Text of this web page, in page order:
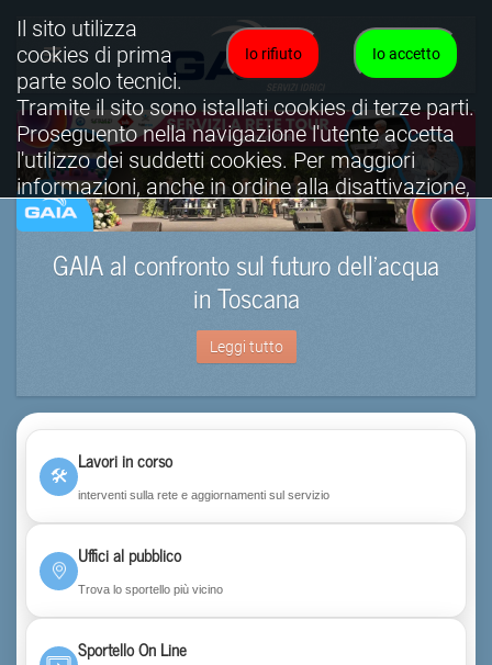
GAIA al confronto sul futuro dell’acqua
in Toscana
Leggi tutto
🛠
Lavori in corso
interventi sulla rete e aggiornamenti sul servizio
Uffici al pubblico
Trova lo sportello più vicino
Sportello On Line
Io accetto
Io rifiuto
Il sito utilizza
cookies di prima
parte solo tecnici.
Tramite il sito sono istallati cookies di terze parti.
Proseguento nella navigazione l'utente accetta
l'utilizzo dei suddetti cookies. Per maggiori
informazioni, anche in ordine alla disattivazione,
è possibile consultare l'informativa cookies
completa.
Visualizza informativa completa.